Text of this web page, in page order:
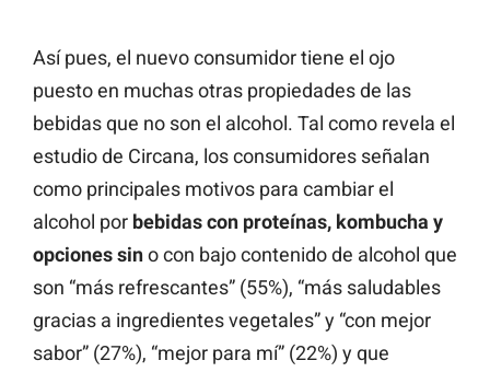
Así pues, el nuevo consumidor tiene el ojo
puesto en muchas otras propiedades de las
bebidas que no son el alcohol. Tal como revela el
estudio de Circana, los consumidores señalan
como principales motivos para cambiar el
alcohol por bebidas con proteínas, kombucha y
opciones sino con bajo contenido de alcohol que
son “más refrescantes” (55%), “más saludables
gracias a ingredientes vegetales” y “con mejor
sabor” (27%), “mejor para mí” (22%) y que